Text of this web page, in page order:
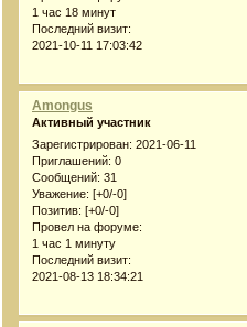
1 час 18 минут
Последний визит:
2021-10-11 17:03:42
Amongus
Активный участник
Зарегистрирован: 2021-06-11
Приглашений: 0
Сообщений: 31
Уважение: [+0/-0]
Позитив: [+0/-0]
Провел на форуме:
1 час 1 минуту
Последний визит:
2021-08-13 18:34:21